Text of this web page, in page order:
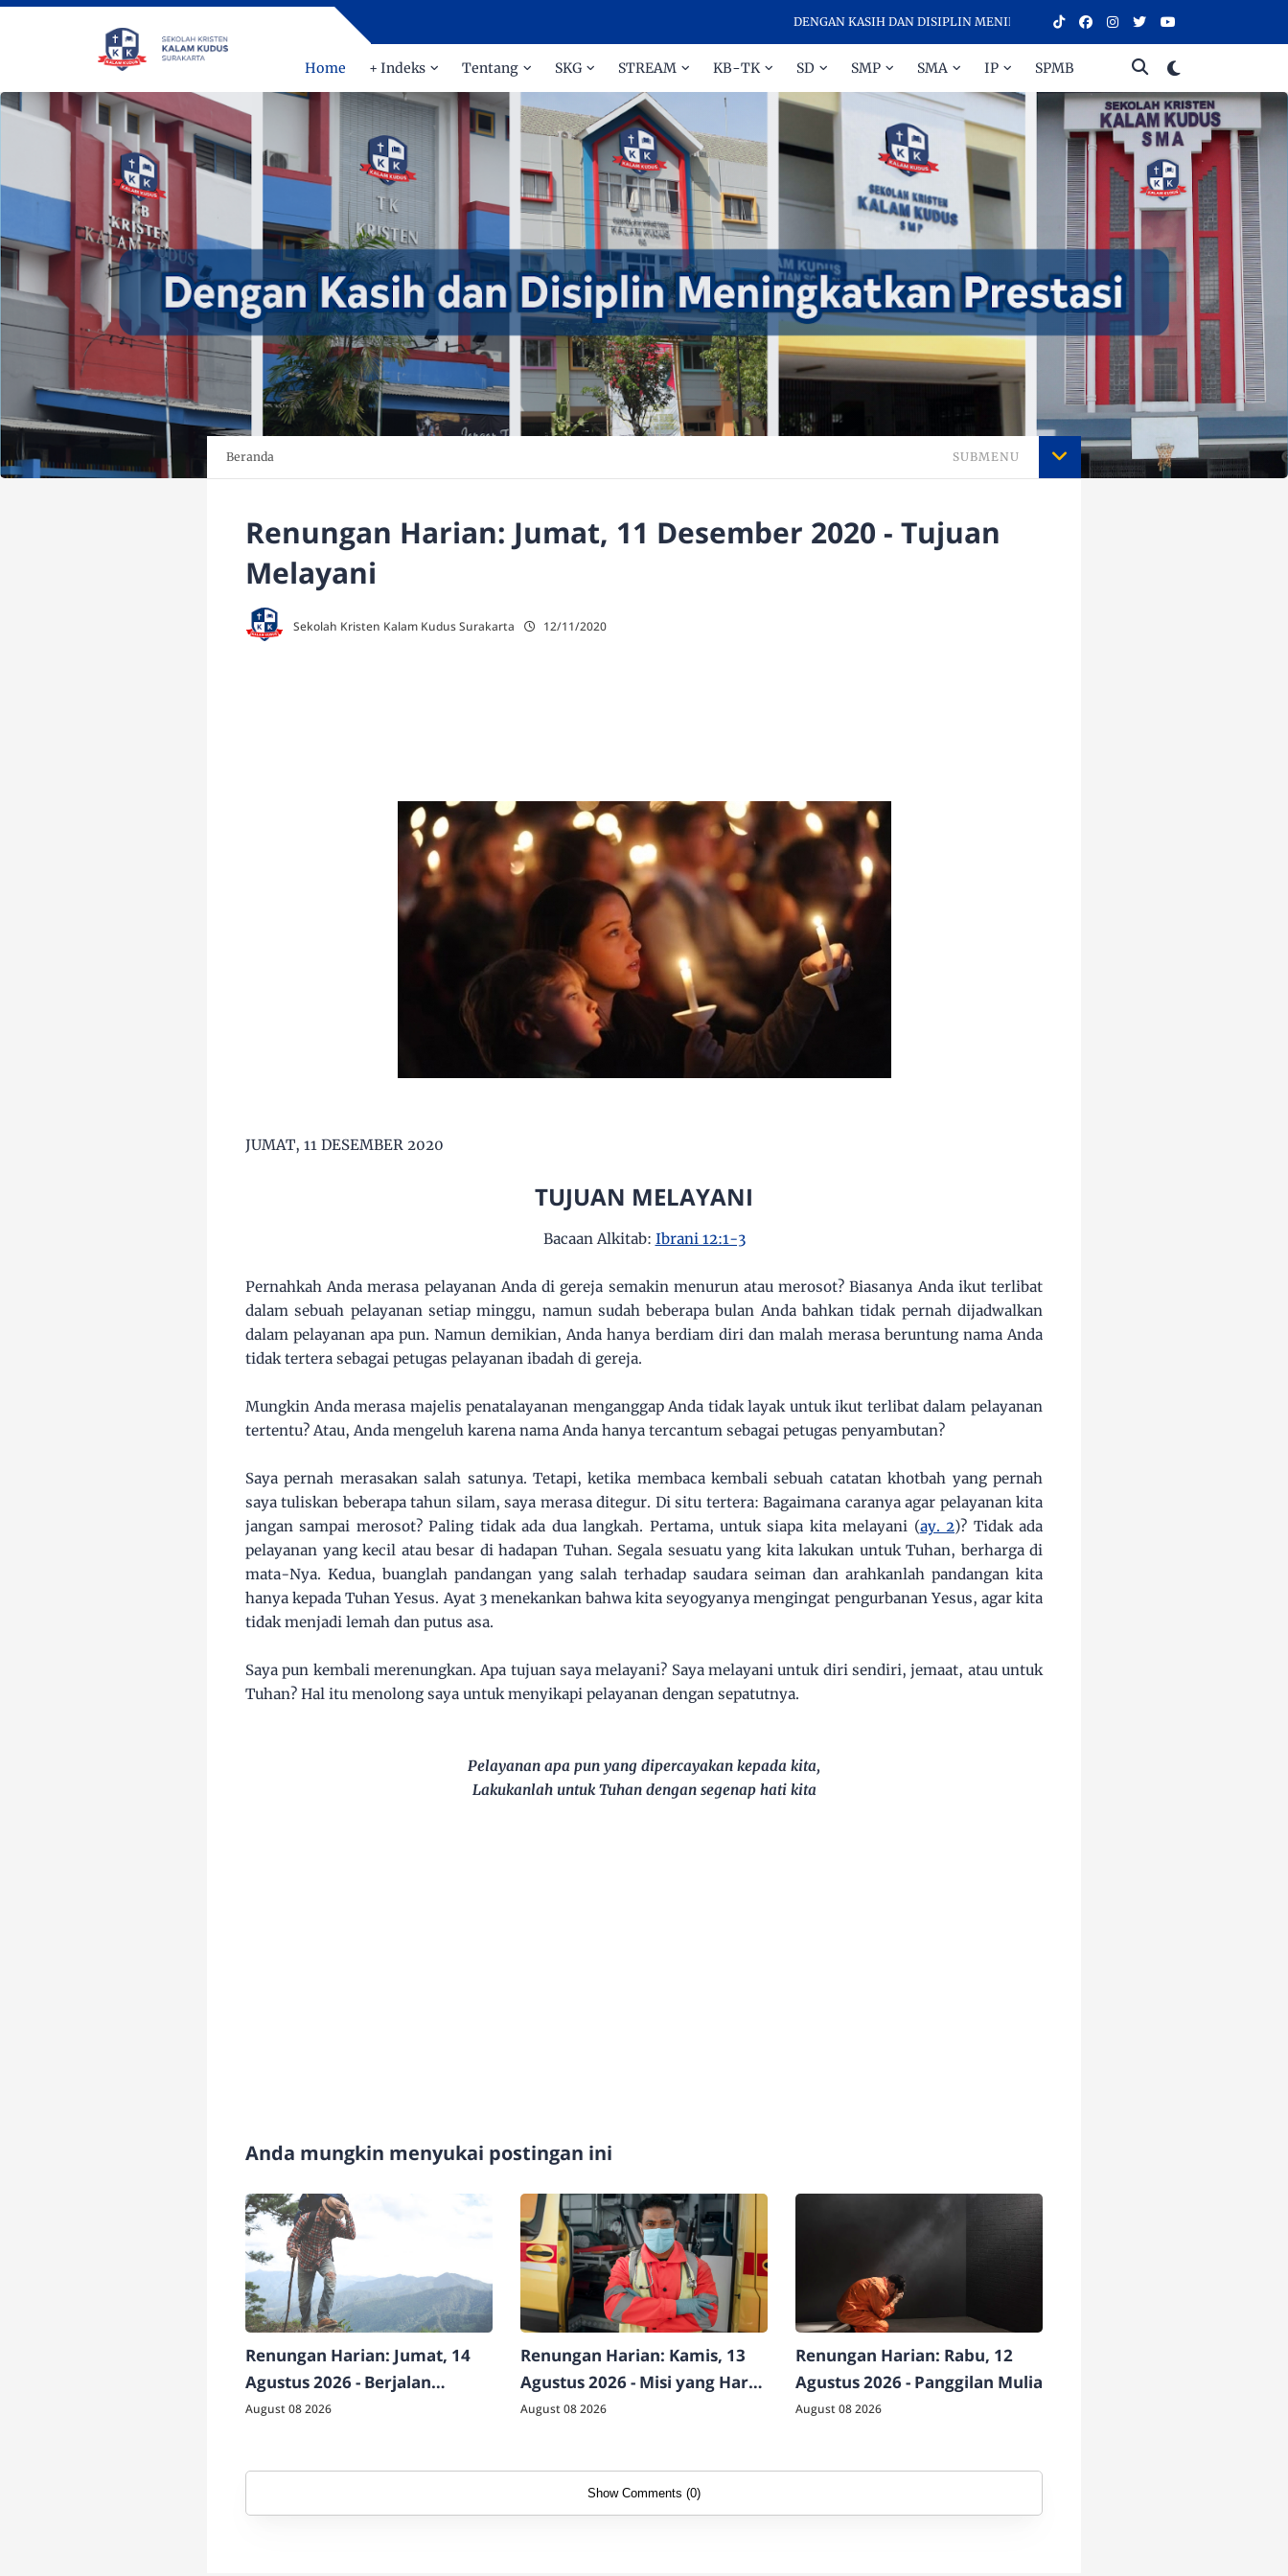
DENGAN KASIH DAN DISIPLIN MENINGKATKAN PRESTASI - SELAMAT DATANG DI
Home + Indeks Tentang SKG STREAM KB-TK SD SMP SMA IP SPMB
Beranda SUBMENU
Renungan Harian: Jumat, 11 Desember 2020 - Tujuan
Melayani
Sekolah Kristen Kalam Kudus Surakarta 12/11/2020
JUMAT, 11 DESEMBER 2020
TUJUAN MELAYANI
Bacaan Alkitab: Ibrani 12:1-3
Pernahkah Anda merasa pelayanan Anda di gereja semakin menurun atau merosot? Biasanya Anda ikut terlibat
dalam sebuah pelayanan setiap minggu, namun sudah beberapa bulan Anda bahkan tidak pernah dijadwalkan
dalam pelayanan apa pun. Namun demikian, Anda hanya berdiam diri dan malah merasa beruntung nama Anda
tidak tertera sebagai petugas pelayanan ibadah di gereja.
Mungkin Anda merasa majelis penatalayanan menganggap Anda tidak layak untuk ikut terlibat dalam pelayanan
tertentu? Atau, Anda mengeluh karena nama Anda hanya tercantum sebagai petugas penyambutan?
Saya pernah merasakan salah satunya. Tetapi, ketika membaca kembali sebuah catatan khotbah yang pernah
saya tuliskan beberapa tahun silam, saya merasa ditegur. Di situ tertera: Bagaimana caranya agar pelayanan kita
jangan sampai merosot? Paling tidak ada dua langkah. Pertama, untuk siapa kita melayani (ay. 2)? Tidak ada
pelayanan yang kecil atau besar di hadapan Tuhan. Segala sesuatu yang kita lakukan untuk Tuhan, berharga di
mata-Nya. Kedua, buanglah pandangan yang salah terhadap saudara seiman dan arahkanlah pandangan kita
hanya kepada Tuhan Yesus. Ayat 3 menekankan bahwa kita seyogyanya mengingat pengurbanan Yesus, agar kita
tidak menjadi lemah dan putus asa.
Saya pun kembali merenungkan. Apa tujuan saya melayani? Saya melayani untuk diri sendiri, jemaat, atau untuk
Tuhan? Hal itu menolong saya untuk menyikapi pelayanan dengan sepatutnya.
Pelayanan apa pun yang dipercayakan kepada kita,
Lakukanlah untuk Tuhan dengan segenap hati kita
Anda mungkin menyukai postingan ini
Renungan Harian: Jumat, 14
Agustus 2026 - Berjalan
bersama Tuhan
August 08 2026
Renungan Harian: Kamis, 13
Agustus 2026 - Misi yang Harus
Dilakukan
August 08 2026
Renungan Harian: Rabu, 12
Agustus 2026 - Panggilan Mulia
August 08 2026
Show Comments (0)